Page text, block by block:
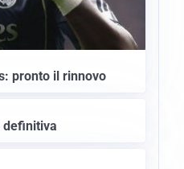
pronto il rinnovo
definitiva